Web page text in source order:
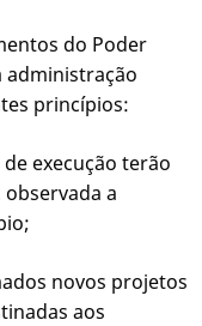
do Poder
administração
princípios:
terão
a
novos projetos
aos